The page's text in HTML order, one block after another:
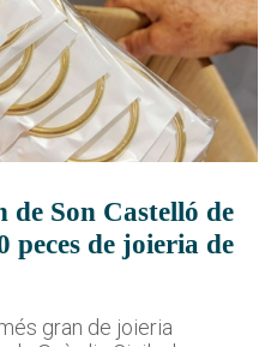
Son Castelló de
peces de joieria de
gran de joieria